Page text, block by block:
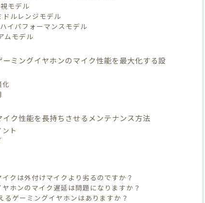
モデル
ルレンジモデル
イパフォーマンスモデル
ムモデル
ミングイヤホンのマイク性能を最大化する設
ク性能を長持ちさせるメンテナンス方法
ト
クは外付けマイクより劣るのですか？
ホンのマイク遅延は問題になりますか？
るゲーミングイヤホンはありますか？